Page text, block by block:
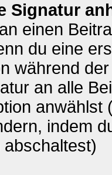
Signatur
einen
du eine
während
an alle
anwählst
indem